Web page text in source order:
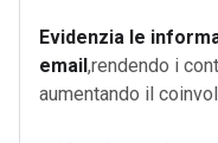
Evidenzia le
email,rendendo i
aumentando il